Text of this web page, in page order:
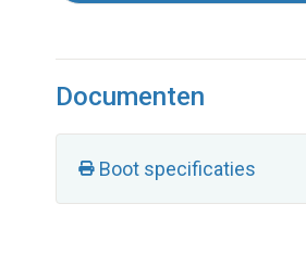
Documenten
Boot specificaties